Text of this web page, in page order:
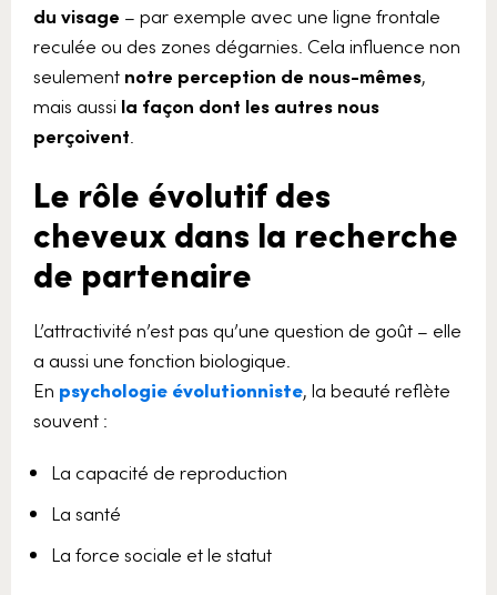
du visage – par exemple avec une ligne frontale
reculée ou des zones dégarnies. Cela influence non
seulement notre perception de nous-mêmes,
mais aussi la façon dont les autres nous
perçoivent
Le rôle évolutif des
cheveux dans la recherche
de partenaire
L’attractivité n’est pas qu’une question de goût – elle
a aussi une fonction biologique.
En psychologie évolutionniste, la beauté reflète
souvent :
La capacité de reproduction
La santé
La force sociale et le statut